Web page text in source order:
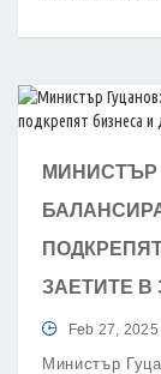
МИНИСТЪР
ЗАЕТИТЕ В
Feb 27, 2025
Министър